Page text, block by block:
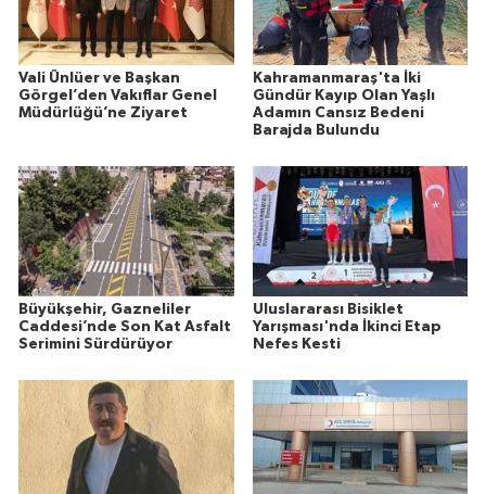
Vali Ünlüer ve Başkan
Görgel’den Vakıflar Genel
Müdürlüğü’ne Ziyaret
Kahramanmaraş'ta İki
Gündür Kayıp Olan Yaşlı
Adamın Cansız Bedeni
Barajda Bulundu
Büyükşehir, Gazneliler
Caddesi’nde Son Kat Asfalt
Serimini Sürdürüyor
Uluslararası Bisiklet
Yarışması'nda İkinci Etap
Nefes Kesti